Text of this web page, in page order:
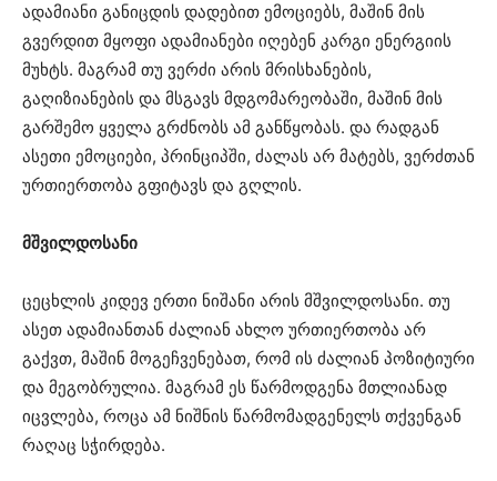
ადამიანი განიცდის დადებით ემოციებს, მაშინ მის
გვერდით მყოფი ადამიანები იღებენ კარგი ენერგიის
მუხტს. მაგრამ თუ ვერძი არის მრისხანების,
გაღიზიანების და მსგავს მდგომარეობაში, მაშინ მის
გარშემო ყველა გრძნობს ამ განწყობას. და რადგან
ასეთი ემოციები, პრინციპში, ძალას არ მატებს, ვერძთან
ურთიერთობა გფიტავს და გღლის.
მშვილდოსანი
ცეცხლის კიდევ ერთი ნიშანი არის მშვილდოსანი. თუ
ასეთ ადამიანთან ძალიან ახლო ურთიერთობა არ
გაქვთ, მაშინ მოგეჩვენებათ, რომ ის ძალიან პოზიტიური
და მეგობრულია. მაგრამ ეს წარმოდგენა მთლიანად
იცვლება, როცა ამ ნიშნის წარმომადგენელს თქვენგან
რაღაც სჭირდება.